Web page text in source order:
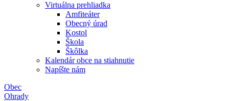
Virtuálna prehliadka
Amfiteáter
Obecný úrad
Kostol
Škola
Škôlka
Kalendár obce na stiahnutie
Napíšte nám
Obec
Ohrady